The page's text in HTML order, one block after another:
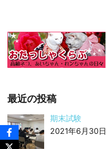
最近の投稿
期末試験
2021年6月30日